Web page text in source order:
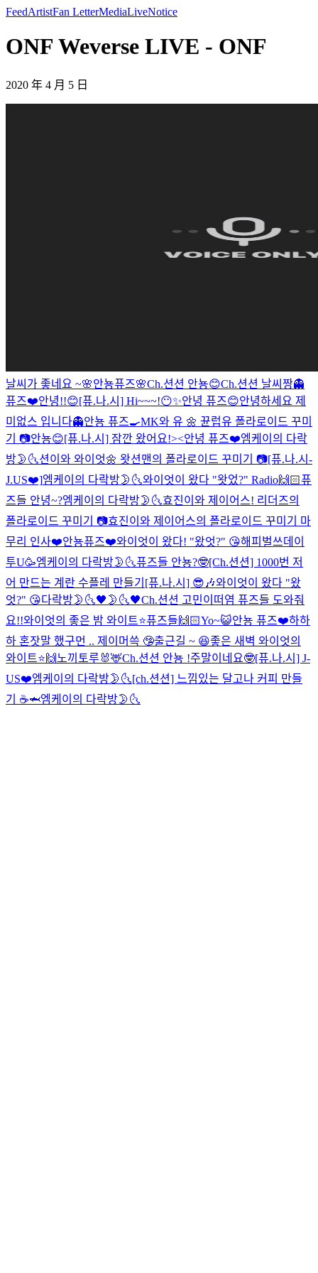
FeedArtistFan LetterMediaLiveNotice
ONF Weverse LIVE - ONF
2020 年 4 月 5 日
날씨가 좋네요 ~🌸안뇽퓨즈🌸Ch.션션 안뇽😊Ch.션션 날씨짱👻
퓨즈❤️안녕!!😊[퓨.나.시] Hi~~~!😶✨안녕 퓨즈😊안녕하세요 제
미없스 입니다👻안뇽 퓨즈🍳MK와 유 🌼 뀬럽유 폴라로이드 꾸미
기 📷안뇽😊[퓨.나.시] 잠깐 왔어요!><안녕 퓨즈❤️엠케이의 다락
방🌛🌜션이와 와이엇🌼 왓션맨의 폴라로이드 꾸미기 📷[퓨.나.시-
J.US❤️]엠케이의 다락방🌛🌜와이엇이 왔다 "왓었?" Radio🙌🏻퓨
즈들 안녕~?엠케이의 다락방🌛🌜효진이와 제이어스! 리더즈의
폴라로이드 꾸미기 📷효진이와 제이어스의 폴라로이드 꾸미기 마
무리 인사❤️안뇽퓨즈❤️와이엇이 왔다! "왔엇?" 😘해피벌쓰데이
투U🥳엠케이의 다락방🌛🌜퓨즈들 안뇽?🤓[Ch.션션] 1000번 저
어 만드는 계란 수플레 만들기 [퓨.나.시] 😎🎶와이엇이 왔다 "왔
엇?" 😘다락방🌛🌜🖤🌛🌜🖤Ch.션션 고민이떠염 퓨즈들 도와줘
요!!와이엇의 좋은 밤 와이트⭐️퓨즈들🙌🏻Yo~😺안뇽 퓨즈❤️하하
하 혼잣말 했구먼 .. 제이머쓱 🤥출근길 ~ 😆좋은 새벽 와이엇의
와이트⭐️ 🙌 노끼토루🐰🦌Ch.션션 안뇽 !주말이네요🤓[퓨.나.시] J-
US❤️엠케이의 다락방🌛🌜[ch.션션] 느낌있는 달고나 커피 만들
기 ☕🦈엠케이의 다락방🌛🌜